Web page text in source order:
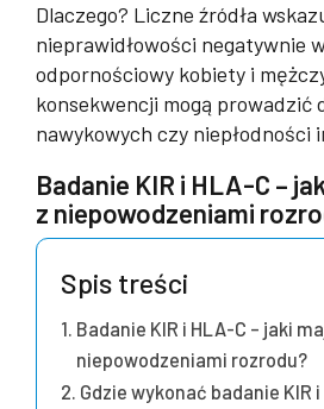
Dlaczego? Liczne źródła
nieprawidłowości negatywnie
odpornościowy kobiety i
konsekwencji mogą prowadzić
nawykowych czy niepłodności
Badanie KIR i HLA-C –
z niepowodzeniami
Spis treści
Badanie KIR i HLA-C – jaki
niepowodzeniami rozrodu?
Gdzie wykonać badanie KIR i